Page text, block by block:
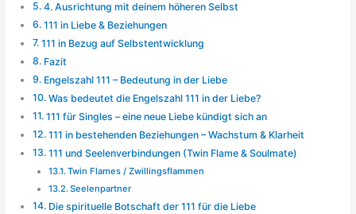
4. Ausrichtung mit deinem höheren Selbst
111 in Liebe & Beziehungen
111 in Bezug auf Selbstentwicklung
Fazit
Engelszahl 111 – Bedeutung in der Liebe
Was bedeutet die Engelszahl 111 in der Liebe?
111 für Singles – eine neue Liebe kündigt sich an
111 in bestehenden Beziehungen – Wachstum & Klarheit
111 und Seelenverbindungen (Twin Flame & Soulmate)
Twin Flames / Zwillingsflammen
Seelenpartner
Die spirituelle Botschaft der 111 für die Liebe